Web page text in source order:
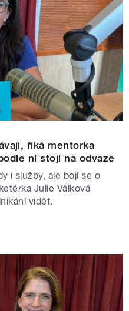
říká mentorka
ní stojí na odvaze
i služby, ale bojí se o
Julie Válková
vidět.